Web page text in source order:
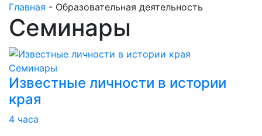
Главная - Образовательная деятельность
Семинары
Семинары
Известные личности в истории
края
4 часa